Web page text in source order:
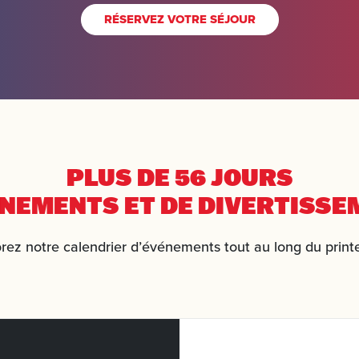
RÉSERVEZ VOTRE SÉJOUR
PLUS DE 56 JOURS
ET DE
notre calendrier d’événements tout au long du